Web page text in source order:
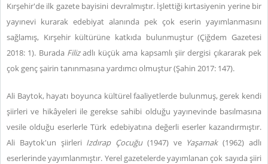
Kırşehir'de ilk gazete bayisini devralmıştır. İşlettiği kırtasiyenin yerine bir
yayınevi kurarak edebiyat alanında pek çok eserin yayımlanmasını
sağlamış, Kırşehir kültürüne katkıda bulunmuştur (Çiğdem Gazetesi
2018: 1). Burada Filizadlı küçük ama kapsamlı şiir dergisi çıkararak pek
çok genç şairin tanınmasına yardımcı olmuştur (Şahin 2017: 147).
Ali Baytok, hayatı boyunca kültürel faaliyetlerde bulunmuş, gerek kendi
şiirleri ve hikâyeleri ile gerekse sahibi olduğu yayınevinde basılmasına
vesile olduğu eserlerle Türk edebiyatına değerli eserler kazandırmıştır.
Ali Baytok'un şiirleriIzdırap Çocuğu (1947) ve Yaşamak(1962) adlı
eserlerinde yayımlanmıştır. Yerel gazetelerde yayımlanan çok sayıda şiiri